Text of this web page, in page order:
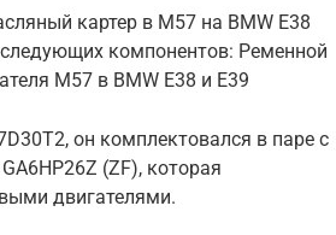
картер в M57 на BMW E38
компонентов: Ременной
M57 в BMW E38 и E39
он комплектовался в паре с
(ZF), которая
двигателями.